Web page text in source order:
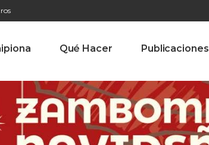
Qué Hacer Publicaciones